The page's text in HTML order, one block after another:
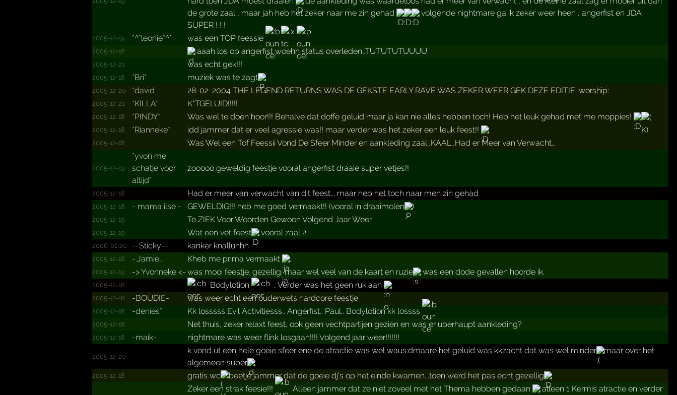
de grote zaal , maar jah heb het zeker naar me zin gehad
volgende nightmare ga ik zeker weer heen , angerfist en JDA
SUPER ! ! !
2005-12-19 *^*leonie*^* was een TOP feessie
2005-12-18 aaah los op angerfist woehh status overleden..TUTUTUTUUUU
2005-12-21 was echt gek!!!
2005-12-18 *Bri* muziek was te zagt
2005-12-20 *david 28-02-2004 THE LEGEND RETURNS WAS DE GEKSTE EARLY RAVE WAS ZEKER WEER GEK DEZE EDITIE :worship:
2005-12-21 *KILLA* K*TGELUID!!!!!
2005-12-18 *PINDY* Was wel te doen hoor!!! Behalve dat doffe geluid maar ja kan nie alles hebben toch! Heb het leuk gehad met me moppies!
2005-12-18 *Rianneke* idd jammer dat er veel agressie was!! maar verder was het zeker een leuk feest!!
2005-12-18 Was Wel een Tof Feessii Vond De Sfeer Minder en aankleding zaal.,KAAL.,Had er Meer van Verwacht.,
2005-12-19
*­yvon me
schatje voor
altijd*­
zooooo geweldig feestje vooral angerfist draaie super vetjes!!
2005-12-18 Had er meer van verwacht van dit feest... maar heb het toch naar men zin gehad
2005-12-18 - mama ilse - GEWELDIG!!! heb me goed vermaakt!! (vooral in draaimolen )
2005-12-19 Te ZIEK Voor Woorden Gewoon Volgend Jaar Weer
2005-12-19 Wat een vet feest vooral zaal 2
2006-01-20 --Sticky-- kanker knalluhhh
2005-12-18 -.Jamie.. Kheb me prima vermaakt ..
2005-12-19 -> Yvonneke <- was mooi feestje. gezellig. maar wel veel van de kaart en ruzie was een dode gevallen hoorde ik.
2005-12-18 Bodylotion , Verder was het geen ruk aan
2005-12-18 -BOUDIE- was weer echt een ouderwets hardcore feestje
2005-12-18 -denies* Kk losssss Evil Activitiesss.. Angerfist.. Paul.. Bodylotion kk lossss
2005-12-18 Net thuis, zeker relaxt feest, ook geen vechtpartijen gezien en was er uberhaupt aankleding?
2005-12-18 -maik- nightmare was weer flink losgaan!!!! Volgend jaar weer!!!!!!!
2005-12-20
k vond ut een hele goeie sfeer ene de atractie was wel waus:dmaare het geluid was kkzacht dat was wel minder
maar over het
algemeen super
2005-12-18 gratis wc
beetje jammer dat de goeie dj's op het einde kwamen...toen werd het pas echt gezellig
Zeker een strak feesie!!!
Alleen jammer dat ze niet zoveel met het Thema hebben gedaan alleen 1 Kermis atractie en verder